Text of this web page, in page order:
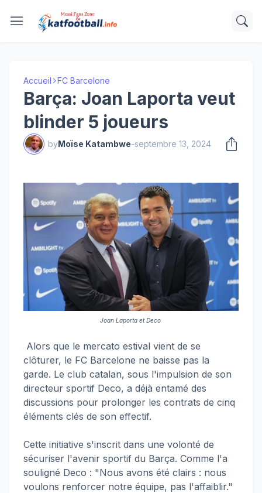
Accueil FC Barcelone
Barça: Joan Laporta veut
blinder 5 joueurs
byMoïse Katambwe-septembre 13, 2024
Joan Laporta et Deco
Alors que le mercato estival vient de se
clôturer, le FC Barcelone ne baisse pas la
garde. Le club catalan, sous l'impulsion de son
directeur sportif Deco, a déjà entamé des
discussions pour prolonger les contrats de cinq
éléments clés de son effectif.
Cette initiative s'inscrit dans une volonté de
sécuriser l'avenir sportif du Barça. Comme l'a
souligné Deco : "Nous avons été clairs : nous
voulons renforcer notre équipe, pas l'affaiblir."